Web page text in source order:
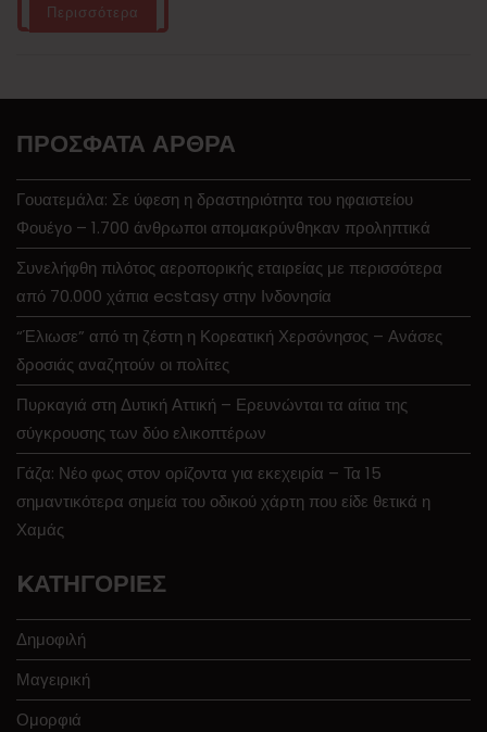
Περισσότερα
ΠΡΌΣΦΑΤΑ ΆΡΘΡΑ
Γουατεμάλα: Σε ύφεση η δραστηριότητα του ηφαιστείου
Φουέγο – 1.700 άνθρωποι απομακρύνθηκαν προληπτικά
Συνελήφθη πιλότος αεροπορικής εταιρείας με περισσότερα
από 70.000 χάπια ecstasy στην Ινδονησία
“Έλιωσε” από τη ζέστη η Κορεατική Χερσόνησος – Ανάσες
δροσιάς αναζητούν οι πολίτες
Πυρκαγιά στη Δυτική Αττική – Ερευνώνται τα αίτια της
σύγκρουσης των δύο ελικοπτέρων
Γάζα: Νέο φως στον ορίζοντα για εκεχειρία – Τα 15
σημαντικότερα σημεία του οδικού χάρτη που είδε θετικά η
Χαμάς
KΑΤΗΓΟΡΊΕΣ
Δημοφιλή
Μαγειρική
Ομορφιά